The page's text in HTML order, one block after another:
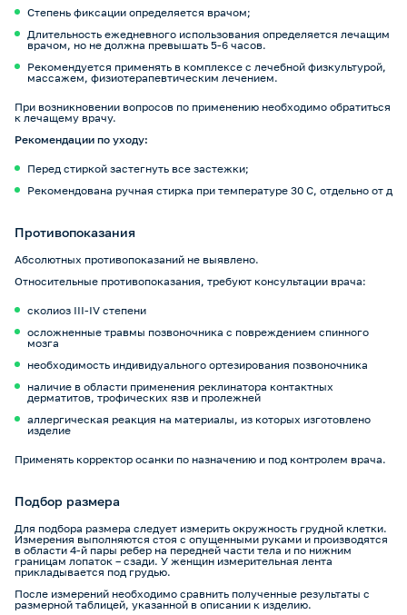
Степень фиксации определяется врачом;
Длительность ежедневного использования определяется лечащим
врачом, но не должна превышать 5-6 часов.
Рекомендуется применять в комплексе с лечебной физкультурой,
массажем, физиотерапевтическим лечением.
При возникновении вопросов по применению необходимо обратиться
к лечащему врачу.
Рекомендации по уходу:
Перед стиркой застегнуть все застежки;
Рекомендована ручная стирка при температуре 30 С, отдельно от д
Противопоказания
Абсолютных противопоказаний не выявлено.
Относительные противопоказания, требуют консультации врача:
сколиоз III-IV степени
осложненные травмы позвоночника с повреждением спинного
мозга
необходимость индивидуального ортезирования позвоночника
наличие в области применения реклинатора контактных
дерматитов, трофических язв и пролежней
аллергическая реакция на материалы, из которых изготовлено
изделие
Применять корректор осанки по назначению и под контролем врача.
Подбор размера
Для подбора размера следует измерить окружность грудной клетки.
Измерения выполняются стоя с опущенными руками и производятся
в области 4-й пары ребер на передней части тела и по нижним
границам лопаток – сзади. У женщин измерительная лента
прикладывается под грудью.
После измерений необходимо сравнить полученные результаты с
размерной таблицей, указанной в описании к изделию.